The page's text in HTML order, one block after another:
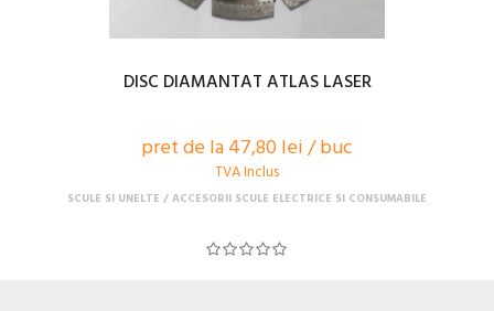
DISC DIAMANTAT ATLAS LASER
pret de la 47,80 lei / buc
TVA Inclus
SCULE SI UNELTE ACCESORII SCULE ELECTRICE SI CONSUMABILE